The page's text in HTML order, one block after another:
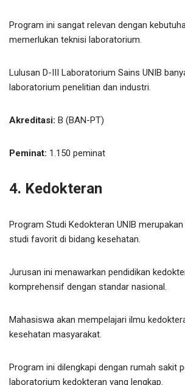
Program ini sangat relevan dengan
memerlukan teknisi laboratorium.
Lulusan D-III Laboratorium Sains UNIB
laboratorium penelitian dan industri.
Akreditasi: B (BAN-PT)
Peminat: 1.150 peminat
4. Kedokteran
Program Studi Kedokteran UNIB
studi favorit di bidang kesehatan.
Jurusan ini menawarkan pendidikan
komprehensif dengan standar nasional.
Mahasiswa akan mempelajari ilmu
kesehatan masyarakat.
Program ini dilengkapi dengan rumah sakit
laboratorium kedokteran yang lengkap.